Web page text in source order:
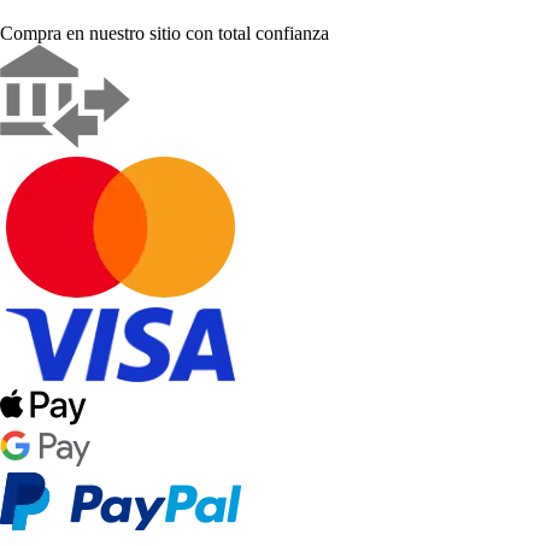
Compra en nuestro sitio con total confianza